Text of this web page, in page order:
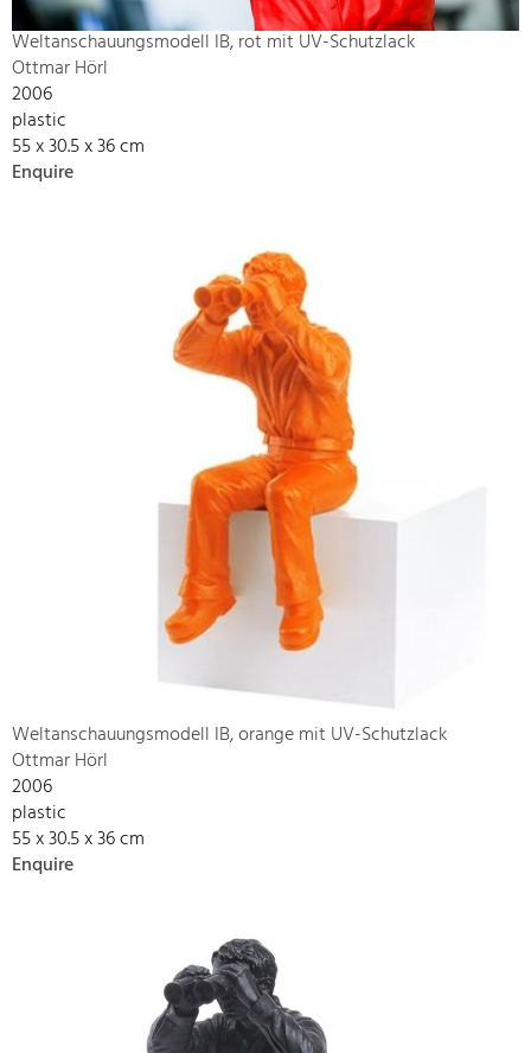
Weltanschauungsmodell IB, rot mit UV-Schutzlack
Ottmar Hörl
2006
plastic
55 x 30.5 x 36 cm
Enquire
Weltanschauungsmodell IB, orange mit UV-Schutzlack
Ottmar Hörl
2006
plastic
55 x 30.5 x 36 cm
Enquire